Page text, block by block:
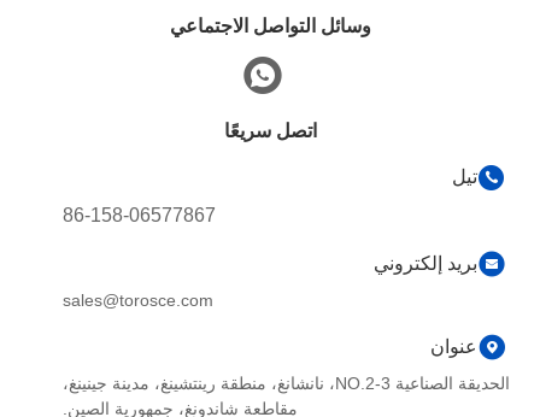
وسائل التواصل الاجتماعي
اتصل سريعًا
تيل
86-158-06577867
بريد إلكتروني
sales@torosce.com
عنوان
الحديقة الصناعية NO.2-3، نانشانغ، منطقة رينتشينغ، مدينة جينينغ،
مقاطعة شاندونغ، جمهورية الصين.